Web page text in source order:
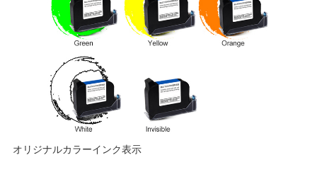
オリジナルカラーインク表示